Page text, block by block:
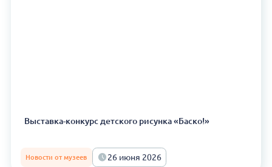
Выставка-конкурс детского рисунка «Баско!»
Новости от музеев 26 июня 2026